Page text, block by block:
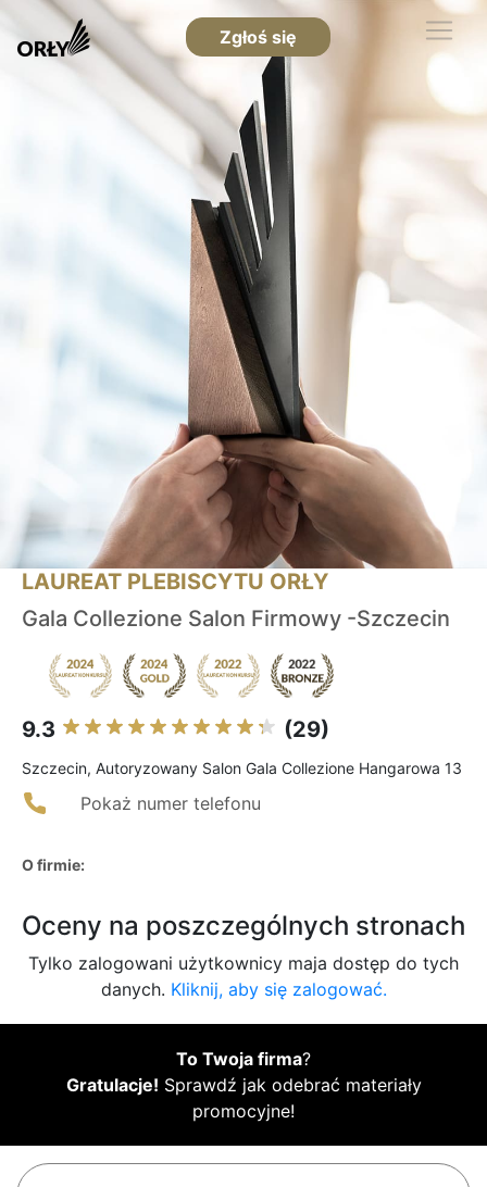
Zgłoś się
LAUREAT PLEBISCYTU ORŁY
Gala Collezione Salon Firmowy -Szczecin
9.3 (29)
Szczecin, Autoryzowany Salon Gala Collezione Hangarowa 13
Pokaż numer telefonu
O firmie:
Oceny na poszczególnych stronach
Tylko zalogowani użytkownicy maja dostęp do tych
danych. Kliknij, aby się zalogować.
To Twoja firma?
Gratulacje! Sprawdź jak odebrać materiały
promocyjne!